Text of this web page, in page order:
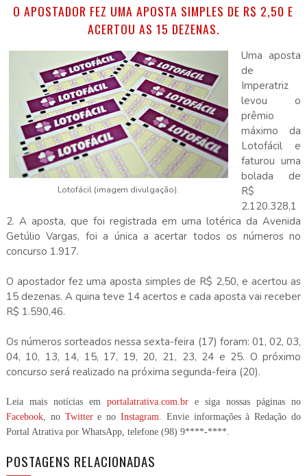
O APOSTADOR FEZ UMA APOSTA SIMPLES DE R$ 2,50 E
ACERTOU AS 15 DEZENAS.
Lotofácil (imagem divulgação).
Uma aposta
de
Imperatriz
levou o
prêmio
máximo da
Lotofácil e
faturou uma
bolada de
R$
2.120.328,1
2. A aposta, que foi registrada em uma lotérica da Avenida
Getúlio Vargas, foi a única a acertar todos os números no
concurso 1.917.
O apostador fez uma aposta simples de R$ 2,50, e acertou as
15 dezenas. A quina teve 14 acertos e cada aposta vai receber
R$ 1.590,46.
Os números sorteados nessa sexta-feira (17) foram: 01, 02, 03,
04, 10, 13, 14, 15, 17, 19, 20, 21, 23, 24 e 25. O próximo
concurso será realizado na próxima segunda-feira (20).
Leia mais notícias em portalatrativa.com.br e siga nossas páginas no
Facebook, no Twittere noInstagram . Envie informações à Redação do
Portal Atrativa por WhatsApp, telefone (98) 9****-****
POSTAGENS RELACIONADAS